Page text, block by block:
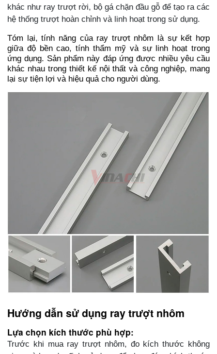
khác như ray trượt rời, bộ gá chặn đầu gỗ để tạo ra các
hệ thống trượt hoàn chỉnh và linh hoạt trong sử dụng.
Tóm lại, tính năng của ray trượt nhôm là sự kết hợp
giữa độ bền cao, tính thẩm mỹ và sự linh hoạt trong
ứng dụng. Sản phẩm này đáp ứng được nhiều yêu cầu
khác nhau trong thiết kế nội thất và công nghiệp, mang
lại sự tiện lợi và hiệu quả cho người dùng.
Hướng dẫn sử dụng ray trượt nhôm
Lựa chọn kích thước phù hợp:
Trước khi mua ray trượt nhôm, đo kích thước không